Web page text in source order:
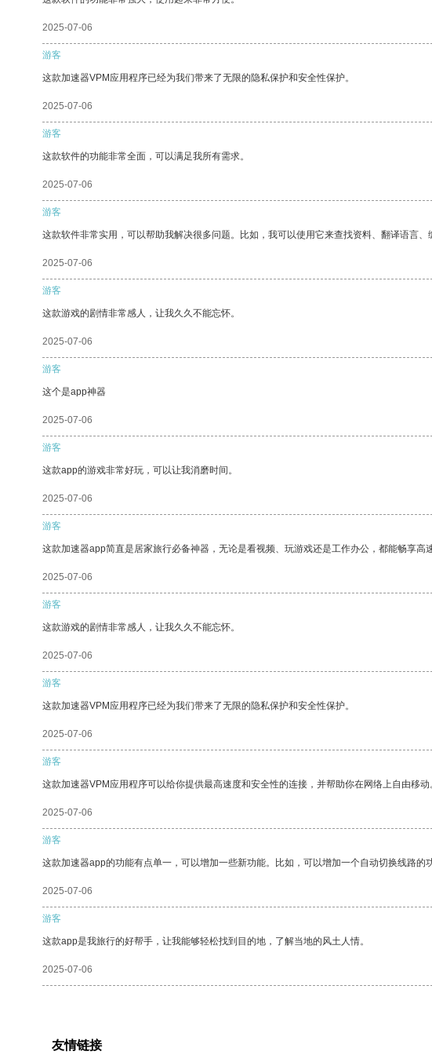
2025-07-06
游客
这款加速器VPM应用程序已经为我们带来了无限的隐私保护和安全性保护。
2025-07-06
游客
这款软件的功能非常全面，可以满足我所有需求。
2025-07-06
游客
这款软件非常实用，可以帮助我解决很多问题。比如，我可以使用它来查找资料、翻译语言、
2025-07-06
游客
这款游戏的剧情非常感人，让我久久不能忘怀。
2025-07-06
游客
这个是app神器
2025-07-06
游客
这款app的游戏非常好玩，可以让我消磨时间。
2025-07-06
游客
这款加速器app简直是居家旅行必备神器，无论是看视频、玩游戏还是工作办公，都能畅享
2025-07-06
游客
这款游戏的剧情非常感人，让我久久不能忘怀。
2025-07-06
游客
这款加速器VPM应用程序已经为我们带来了无限的隐私保护和安全性保护。
2025-07-06
游客
这款加速器VPM应用程序可以给你提供最高速度和安全性的连接，并帮助你在网络上自由移动
2025-07-06
游客
这款加速器app的功能有点单一，可以增加一些新功能。比如，可以增加一个自动切换线路
2025-07-06
游客
这款app是我旅行的好帮手，让我能够轻松找到目的地，了解当地的风土人情。
2025-07-06
友情链接